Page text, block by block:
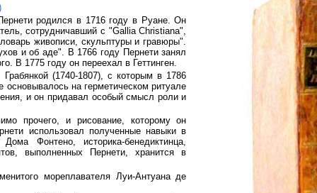
родился в 1716 году в Руане. Он
сотрудничавший с "Gallia Christiana",
живописи, скульптуры и гравюры".
и об аде". В 1766 году Пернети занял
В 1775 году он переехал в Геттинген.
(1740-1807), с которым в 1786
на герметическом ритуале
и он придавал особый смысл роли и
прочего, и рисование, которому он
использовал полученные навыки в
Фонтено, историка-бенедиктинца,
выполненных Пернети, хранится в
мореплавателя Луи-Антуана де